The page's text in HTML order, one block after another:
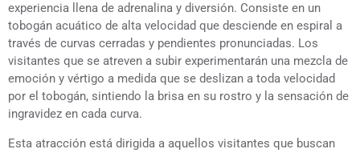
experiencia llena de adrenalina y diversión. Consiste en un
tobogán acuático de alta velocidad que desciende en espiral a
través de curvas cerradas y pendientes pronunciadas. Los
visitantes que se atreven a subir experimentarán una mezcla de
emoción y vértigo a medida que se deslizan a toda velocidad
por el tobogán, sintiendo la brisa en su rostro y la sensación de
ingravidez en cada curva.
Esta atracción está dirigida a aquellos visitantes que buscan